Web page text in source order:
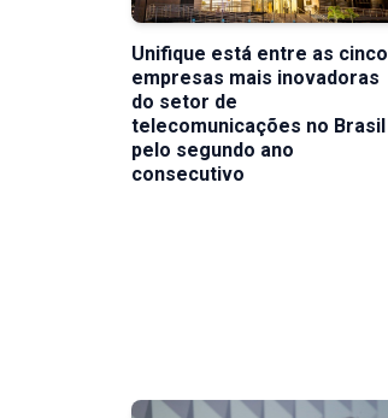
Unifique está entre as cinco
empresas mais inovadoras
do setor de
telecomunicações no Brasil
pelo segundo ano
consecutivo